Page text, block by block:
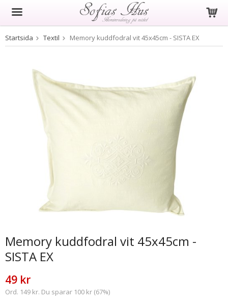
Produkten har blivit tillagd i varukorgen
Startsida Textil Memory kuddfodral vit 45x45cm - SISTA EX
Memory kuddfodral vit 45x45cm -
SISTA EX
49 kr
Ord. 149 kr. Du sparar 100 kr (67%)